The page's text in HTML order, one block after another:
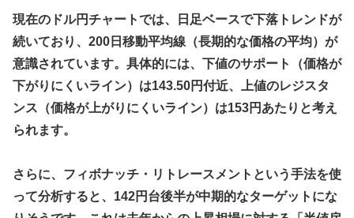
現在のドル円チャートでは、日足ベースで下落トレンドが
続いており、200日移動平均線（長期的な価格の平均）が
意識されています。具体的には、下値のサポート（価格が
下がりにくいライン）は143.50円付近、上値のレジスタ
ンス（価格が上がりにくいライン）は153円あたりと考え
られます。
さらに、フィボナッチ・リトレースメントという手法を使
って分析すると、142円台後半が中期的なターゲットにな